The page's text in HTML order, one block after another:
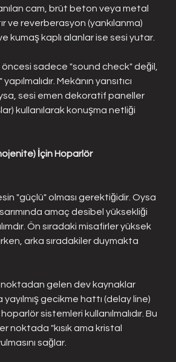
cam, brüt beton veya metal
ve reverberasyon (yankılanma)
kumaş kaplı alanlar ise sesi yutar.
öncesi sadece "sound check" değil,
Mekânın yansıtıcı
sesi emen dekoratif paneller
kullanılarak konuşma netliği
İçin Hoparlör
"güçlü" olması gerektiğidir. Oysa
amaç desibel yüksekliği
Ön sıradaki misafirler yüksek
arka sıradakiler duymakta
noktadan gelen dev kaynaklar
gecikme hattı (delay line)
sistemleri kullanılmalıdır. Bu
noktada "kısık ama kristal
sağlar.